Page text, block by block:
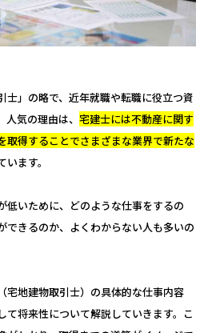
の理由
ンパスに申し込む
士」の略で、近年就職や転職に役立つ資
気の理由は、 宅建士には不動産に関す
取得することでさまざまな業界で新たな
ます。
低いために、どのような仕事をするの
できるのか、よくわからない人も多いの
宅地建物取引士）の具体的な仕事内容
て将来性について解説していきます。こ